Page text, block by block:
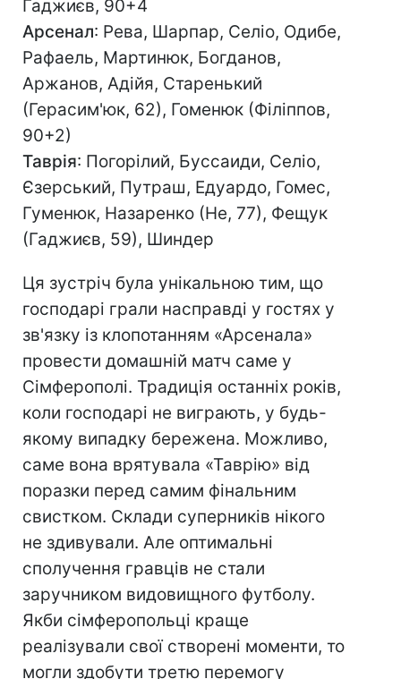
Гаджиєв, 90+4
Арсенал: Рева, Шарпар, Селіо, Одибе,
Рафаель, Мартинюк, Богданов,
Аржанов, Адійя, Старенький
(Герасим'юк, 62), Гоменюк (Філіппов,
90+2)
Таврія: Погорілий, Буссаиди, Селіо,
Єзерський, Путраш, Едуардо, Гомес,
Гуменюк, Назаренко (Не, 77), Фещук
(Гаджиєв, 59), Шиндер
Ця зустріч була унікальною тим, що
господарі грали насправді у гостях у
зв'язку із клопотанням «Арсенала»
провести домашній матч саме у
Сімферополі. Традиція останніх років,
коли господарі не виграють, у будь-
якому випадку бережена. Можливо,
саме вона врятувала «Таврію» від
поразки перед самим фінальним
свистком. Склади суперників нікого
не здивували. Але оптимальні
сполучення гравців не стали
заручником видовищного футболу.
Якби сімферопольці краще
реалізували свої створені моменти, то
могли здобути третю перемогу